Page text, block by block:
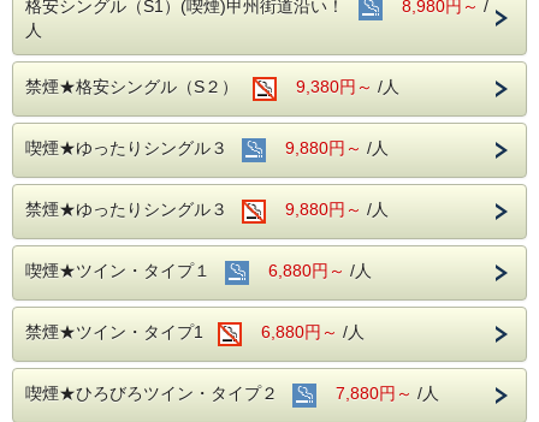
承ください。
った場合でも、返金はいたしかねますので、併せてご了承く
ださいますようお願い申し上げます。
【朝食】
ビュッフェスタイル
ドリンクバーつき
【夕食】
《選べる特選夕食セット》
① 海老チリと鶏肉カシューナッツハーフ炒めセット（サラ
ダ・スープ・杏仁付き）
② 青椒牛肉絲と回鍋肉ハーフセット（サラダ・スープ・杏
③ 酢豚と青菜の塩味炒めハーフセット（サラダ・スープ・
杏仁付き）
は味わえない
四川料理には「四川七味」と言われる、「酸（酸味）」「麻
（しびれ）」「辣（辛味）」「苦（苦味）」「甜（甘味）」
「香（香）」「鹹（塩味）」を組み合わせた調理法で作られ
ます。中でも「麻辣」が有名で辛さだけではない7つの味が
調和しコクやうまみを感じていただける料理です。
組み合わせで陳麻婆豆腐と塩味とうまみを活かした紋甲イカ
の塩炒めをセットといたしました。ぜひ「四川七味」をご堪
能ください。
★本プランは19：30までにチェックイン可能なお客様専用
のプランでございます。
営業時間外でのご利用はできかねますので、あらかじめご了
なお、チェックイン時間を過ぎた場合やご利用いただけなか
った場合でも、返金はいたしかねますので、併せてご了承く
ださいますようお願い申し上げます。
格安シングル（S1）(喫煙)甲州街道沿い！ 8,980円～ /
人
禁煙★格安シングル（S２） 9,380円～ /人
喫煙★ゆったりシングル３ 9,880円～ /人
禁煙★ゆったりシングル３ 9,880円～ /人
喫煙★ツイン・タイプ１ 6,880円～ /人
禁煙★ツイン・タイプ1 6,880円～ /人
喫煙★ひろびろツイン・タイプ２ 7,880円～ /人